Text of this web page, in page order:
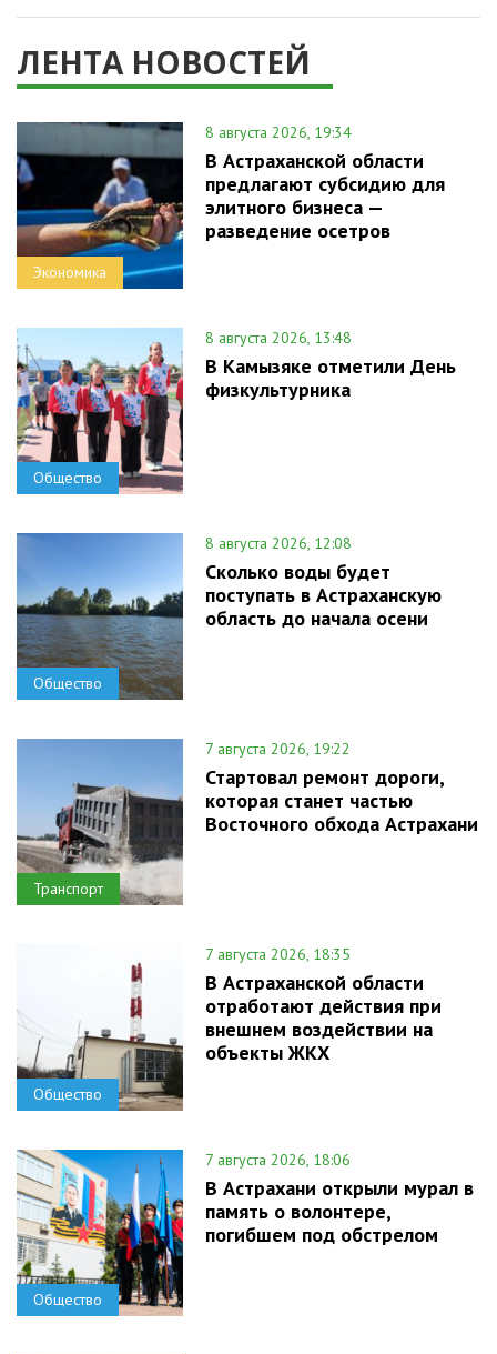
ЛЕНТА НОВОСТЕЙ
Экономика
8 августа 2026, 19:34
В Астраханской области
предлагают субсидию для
элитного бизнеса —
разведение осетров
Общество
8 августа 2026, 13:48
В Камызяке отметили День
физкультурника
Общество
8 августа 2026, 12:08
Сколько воды будет
поступать в Астраханскую
область до начала осени
Транспорт
7 августа 2026, 19:22
Стартовал ремонт дороги,
которая станет частью
Восточного обхода Астрахани
Общество
7 августа 2026, 18:35
В Астраханской области
отработают действия при
внешнем воздействии на
объекты ЖКХ
Общество
7 августа 2026, 18:06
В Астрахани открыли мурал в
память о волонтере,
погибшем под обстрелом